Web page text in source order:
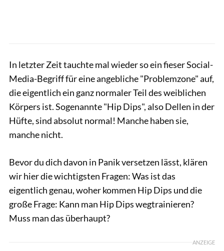
In letzter Zeit tauchte mal wieder so ein fieser Social-
Media-Begriff für eine angebliche "Problemzone" auf,
die eigentlich ein ganz normaler Teil des weiblichen
Körpers ist. Sogenannte "Hip Dips", also Dellen in der
Hüfte, sind absolut normal! Manche haben sie,
manche nicht.
Bevor du dich davon in Panik versetzen lässt, klären
wir hier die wichtigsten Fragen: Was ist das
eigentlich genau, woher kommen Hip Dips und die
große Frage: Kann man Hip Dips wegtrainieren?
Muss man das überhaupt?
ANZEIGE